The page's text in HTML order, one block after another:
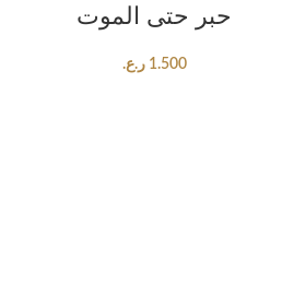
حبر حتى الموت
1.500 ر.ع.